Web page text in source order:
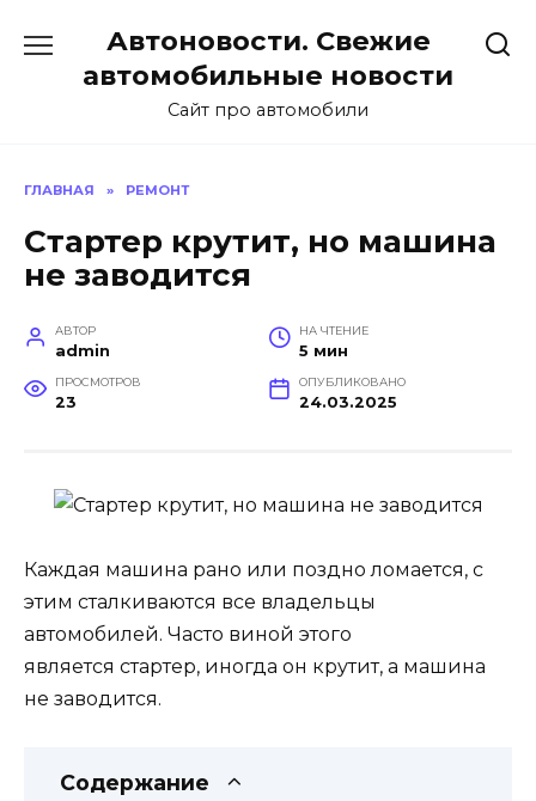
содержанию
Автоновости. Свежие
автомобильные новости
Сайт про автомобили
ГЛАВНАЯ » РЕМОНТ
Стартер крутит, но машина
не заводится
АВТОР
admin
НА ЧТЕНИЕ
5 мин
ПРОСМОТРОВ
23
ОПУБЛИКОВАНО
24.03.2025
Каждая машина рано или поздно ломается, с
этим сталкиваются все владельцы
автомобилей. Часто виной этого
является стартер, иногда он крутит, а машина
не заводится.
Содержание